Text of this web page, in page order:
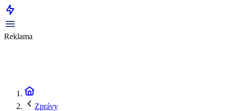
Reklama
Zprávy